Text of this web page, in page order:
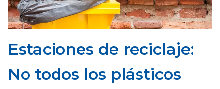
Estaciones de reciclaje:
No todos los plásticos